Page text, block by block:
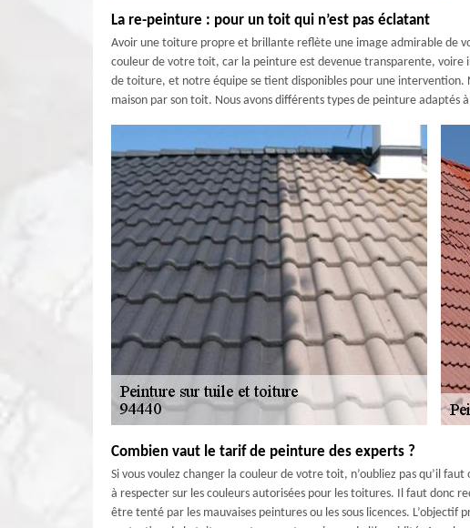
La re-peinture : pour un toit qui n’est pas éclatant
Avoir une toiture propre et brillante reflète une image admirable de
couleur de votre toit, car la peinture est devenue transparente, voire
de toiture, et notre équipe se tient disponibles pour une intervention.
maison par son toit. Nous avons différents types de peinture adaptés
Combien vaut le tarif de peinture des experts ?
Si vous voulez changer la couleur de votre toit, n’oubliez pas qu’il
à respecter sur les couleurs autorisées pour les toitures. Il faut donc
être tenté par les mauvaises peintures ou les sous licences. L’objectif